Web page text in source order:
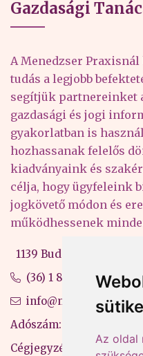
Az oldal
Gazdasági
A Menedzser
tudás a legjobb
segítjük partnereinket
gazdasági és jogi
gyakorlatban is
hozhassanak felelős
kiadványaink és
célja, hogy ügyfeleink
jogkövető módon és
működhessenek
1139 Budapest, Váci út
(36) 1 880 76 00
info@mprx.hu
Adószám: 13598145-2-41
Cégjegyzékszám: 01-09-